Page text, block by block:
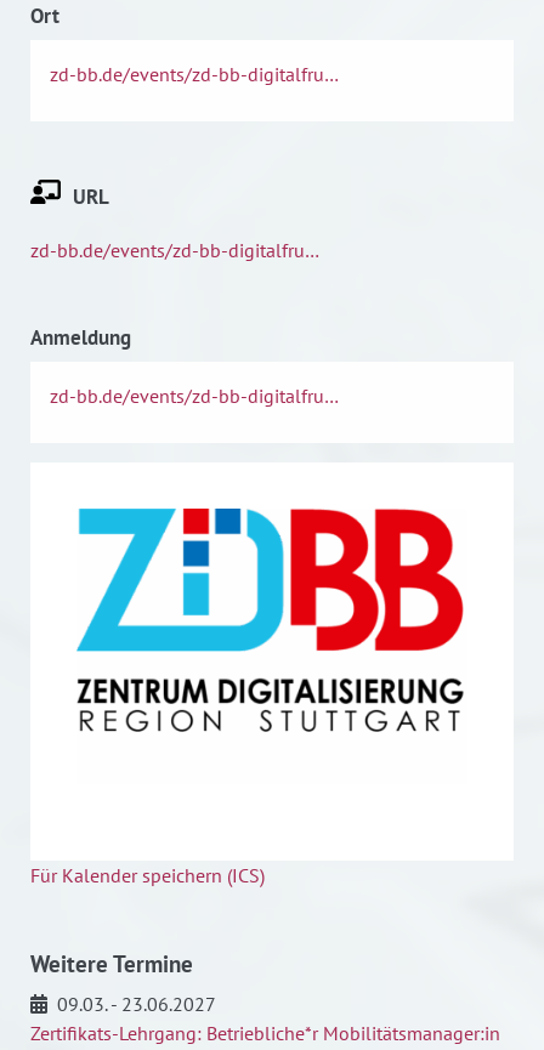
Ort
zd-bb.de/events/zd-bb-digitalfru…
URL
zd-bb.de/events/zd-bb-digitalfru…
Anmeldung
zd-bb.de/events/zd-bb-digitalfru…
Für Kalender speichern (ICS)
Weitere Termine
09.03. - 23.06.2027
Zertifikats-Lehrgang: Betriebliche*r Mobilitätsmanager:in